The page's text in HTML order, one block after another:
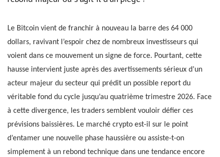
Le Bitcoin vient de franchir à nouveau la barre des 64 000
dollars, ravivant l’espoir chez de nombreux investisseurs qui
voient dans ce mouvement un signe de force. Pourtant, cette
hausse intervient juste après des avertissements sérieux d’un
acteur majeur du secteur qui prédit un possible report du
véritable fond du cycle jusqu’au quatrième trimestre 2026. Face
à cette divergence, les traders semblent vouloir défier ces
prévisions baissières. Le marché crypto est-il sur le point
d’entamer une nouvelle phase haussière ou assiste-t-on
simplement à un rebond technique dans une tendance encore